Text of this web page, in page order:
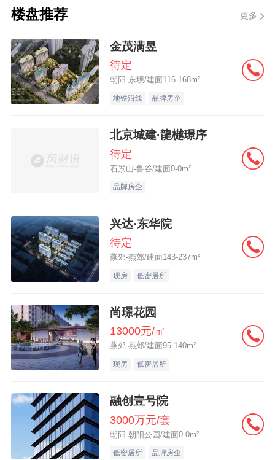
汇’，并以南城都汇项目对外非法高息集资，
等虚假内容骗取巨额保证金。”
该司声明，南城都汇项目从未委托任何机构
或个人进行项目的装修工程、景观工程、销
售代理及包销等相关事项招标。更未委托任
何公司及个人，违法收取巨额保证金及居间
费。
楼盘推荐 更多
金茂满昱
待定
朝阳-东坝/建面116-168m²
地铁沿线 品牌房企
北京城建·龍樾璟序
待定
石景山-鲁谷/建面0-0m²
品牌房企
兴达·东华院
待定
燕郊-燕郊/建面143-237m²
现房 低密居所
尚璟花园
13000元/㎡
燕郊-燕郊/建面95-140m²
现房 低密居所
融创壹号院
3000万元/套
朝阳-朝阳公园/建面0-0m²
低密居所 品牌房企